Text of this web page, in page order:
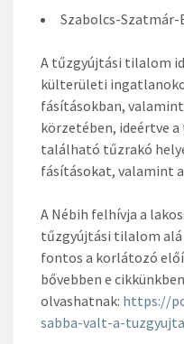
Szabolcs-Szatmár-
A tűzgyújtási tilalom
külterületi
fásításokban,
körzetében, ideértve
található tűzrakó
fásításokat, valamint
A Nébih felhívja a
tűzgyújtási tilalom
fontos a korlátozó
bővebben e cikkünkben
olvashatnak: https://
sabba-valt-a-